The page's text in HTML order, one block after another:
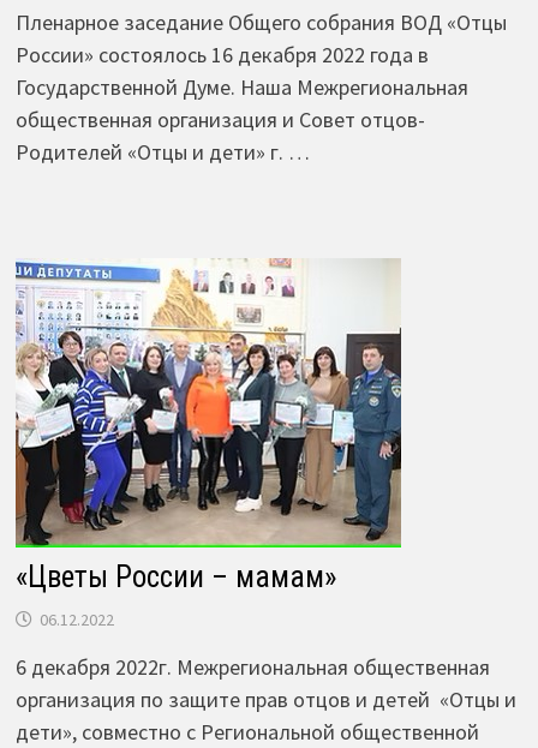
Пленарное заседание Общего собрания ВОД «Отцы
России» состоялось 16 декабря 2022 года в
Государственной Думе. Наша Межрегиональная
общественная организация и Совет отцов-
Родителей «Отцы и дети» г. …
«Цветы России – мамам»
06.12.2022
6 декабря 2022г. Межрегиональная общественная
организация по защите прав отцов и детей «Отцы и
дети», совместно с Региональной общественной